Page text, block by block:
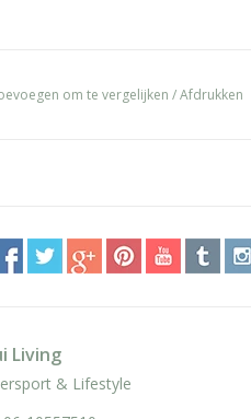
om te vergelijken /Afdrukken
Living
& Lifestyle